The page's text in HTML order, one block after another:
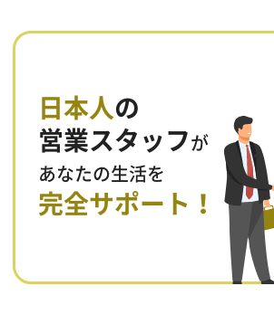
日本人 の
営業スタッフ が
あなたの生活を
完全サポート！